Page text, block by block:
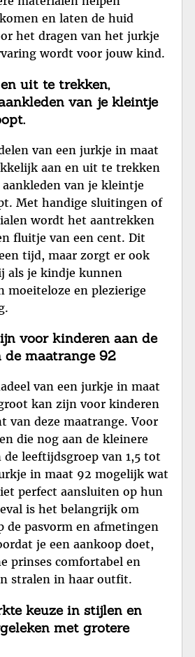
en laten de huid
het dragen van het jurkje
wordt voor jouw kind.
uit te trekken,
van je kleintje
van een jurkje in maat
aan en uit te trekken
van je kleintje
Met handige sluitingen of
wordt het aantrekken
fluitje van een cent. Dit
tijd, maar zorgt er ook
als je kindje kunnen
moeiteloze en plezierige
voor kinderen aan de
maatrange 92
van een jurkje in maat
kan zijn voor kinderen
van deze maatrange. Voor
die nog aan de kleinere
leeftijdsgroep van 1,5 tot
in maat 92 mogelijk wat
perfect aansluiten op hun
is het belangrijk om
de pasvorm en afmetingen
je een aankoop doet,
prinses comfortabel en
stralen in haar outfit.
keuze in stijlen en
met grotere